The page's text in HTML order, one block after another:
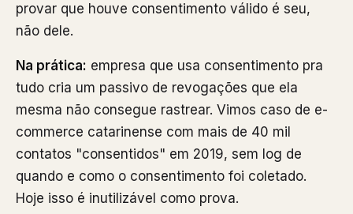
provar que houve consentimento válido é seu,
não dele.
Na prática: empresa que usa consentimento pra
tudo cria um passivo de revogações que ela
mesma não consegue rastrear. Vimos caso de e-
commerce catarinense com mais de 40 mil
contatos "consentidos" em 2019, sem log de
quando e como o consentimento foi coletado.
Hoje isso é inutilizável como prova.